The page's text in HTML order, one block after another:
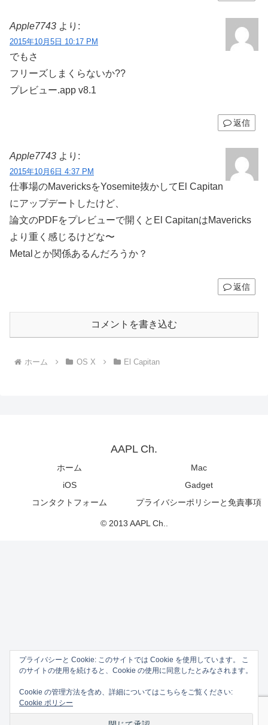
Apple7743 より:
2015年10月5日 10:17 PM
でもさ
フリーズしまくらないか??
プレビュー.app v8.1
返信
Apple7743 より:
2015年10月6日 4:37 PM
仕事場のMavericksをYosemite抜かしてEl Capitan
にアップデートしたけど、
論文のPDFをプレビューで開くとEl CapitanはMavericks
より重く感じるけどな〜
Metalとか関係あるんだろうか？
返信
コメントを書き込む
ホーム OS X El Capitan
AAPL Ch.
ホーム
Mac
iOS
Gadget
コンタクトフォーム
プライバシーポリシーと免責事項
© 2013 AAPL Ch..
プライバシーと Cookie: このサイトでは Cookie を使用しています。 こ
のサイトの使用を続けると、Cookie の使用に同意したとみなされます。
Cookie の管理方法を含め、詳細についてはこちらをご覧ください:
Cookie ポリシー